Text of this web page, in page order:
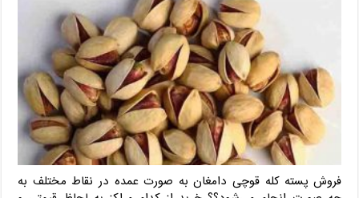
فروش پسته کله قوچی دامغان به صورت عمده در نقاط مختلف به